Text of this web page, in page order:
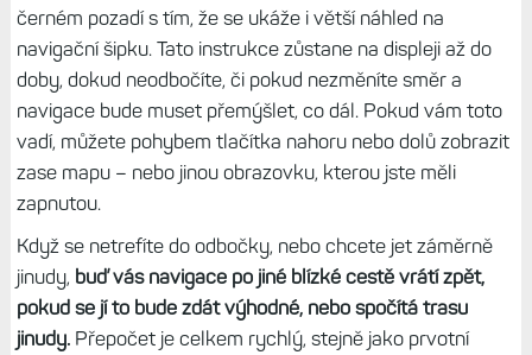
černém pozadí s tím, že se ukáže i větší náhled na
navigační šipku. Tato instrukce zůstane na displeji až do
doby, dokud neodbočíte, či pokud nezměníte směr a
navigace bude muset přemýšlet, co dál. Pokud vám toto
vadí, můžete pohybem tlačítka nahoru nebo dolů zobrazit
zase mapu – nebo jinou obrazovku, kterou jste měli
zapnutou.
Když se netrefíte do odbočky, nebo chcete jet záměrně
jinudy, buď vás navigace po jiné blízké cestě vrátí zpět,
pokud se jí to bude zdát výhodné, nebo spočítá trasu
jinudy.Přepočet je celkem rychlý, stejně jako prvotní